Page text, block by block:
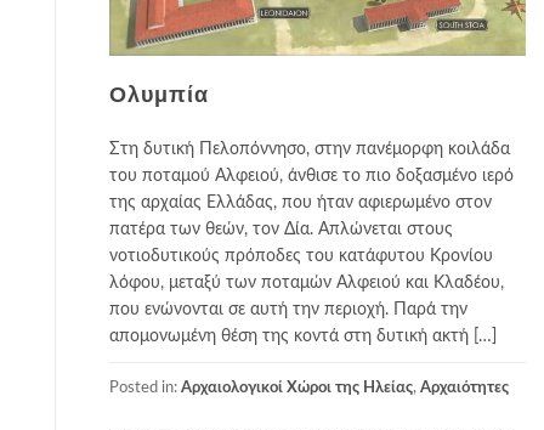
Ολυμπία
Στη δυτική Πελοπόννησο, στην πανέμορφη κοιλάδα
του ποταμού Αλφειού, άνθισε το πιο δοξασμένο ιερό
της αρχαίας Ελλάδας, που ήταν αφιερωμένο στον
πατέρα των θεών, τον Δία. Απλώνεται στους
νοτιοδυτικούς πρόποδες του κατάφυτου Κρονίου
λόφου, μεταξύ των ποταμών Αλφειού και Κλαδέου,
που ενώνονται σε αυτή την περιοχή. Παρά την
απομονωμένη θέση της κοντά στη δυτική ακτή […]
Posted in: Αρχαιολογικοί Χώροι της Ηλείας, Αρχαιότητες